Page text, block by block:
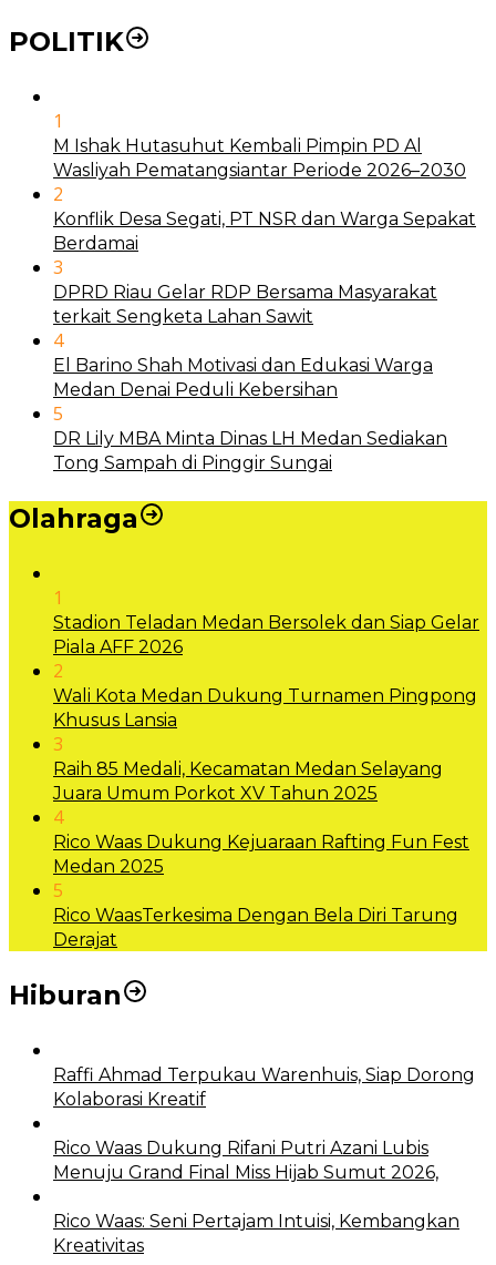
POLITIK
1
M Ishak Hutasuhut Kembali Pimpin PD Al
Wasliyah Pematangsiantar Periode 2026–2030
2
Konflik Desa Segati, PT NSR dan Warga Sepakat
Berdamai
3
DPRD Riau Gelar RDP Bersama Masyarakat
terkait Sengketa Lahan Sawit
4
El Barino Shah Motivasi dan Edukasi Warga
Medan Denai Peduli Kebersihan
5
DR Lily MBA Minta Dinas LH Medan Sediakan
Tong Sampah di Pinggir Sungai
Olahraga
1
Stadion Teladan Medan Bersolek dan Siap Gelar
Piala AFF 2026
2
Wali Kota Medan Dukung Turnamen Pingpong
Khusus Lansia
3
Raih 85 Medali, Kecamatan Medan Selayang
Juara Umum Porkot XV Tahun 2025
4
Rico Waas Dukung Kejuaraan Rafting Fun Fest
Medan 2025
5
Rico WaasTerkesima Dengan Bela Diri Tarung
Derajat
Hiburan
Raffi Ahmad Terpukau Warenhuis, Siap Dorong
Kolaborasi Kreatif
Rico Waas Dukung Rifani Putri Azani Lubis
Menuju Grand Final Miss Hijab Sumut 2026,
Rico Waas: Seni Pertajam Intuisi, Kembangkan
Kreativitas